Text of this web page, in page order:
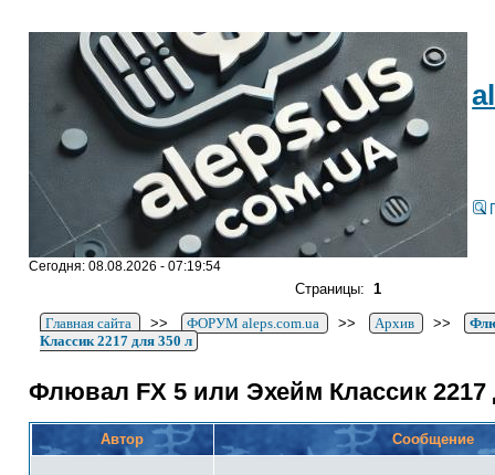
Сегодня: 08.08.2026 - 07:19:54
Страницы: 1
Главная сайта >> ФОРУМ aleps.com.ua >> Архив >>
Классик 2217 для 350 л
Флювал FX 5 или Эхейм Классик 2217
Автор Сообщение